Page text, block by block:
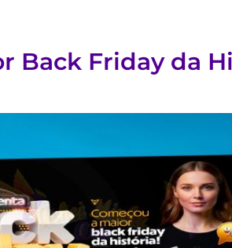
Back Friday da